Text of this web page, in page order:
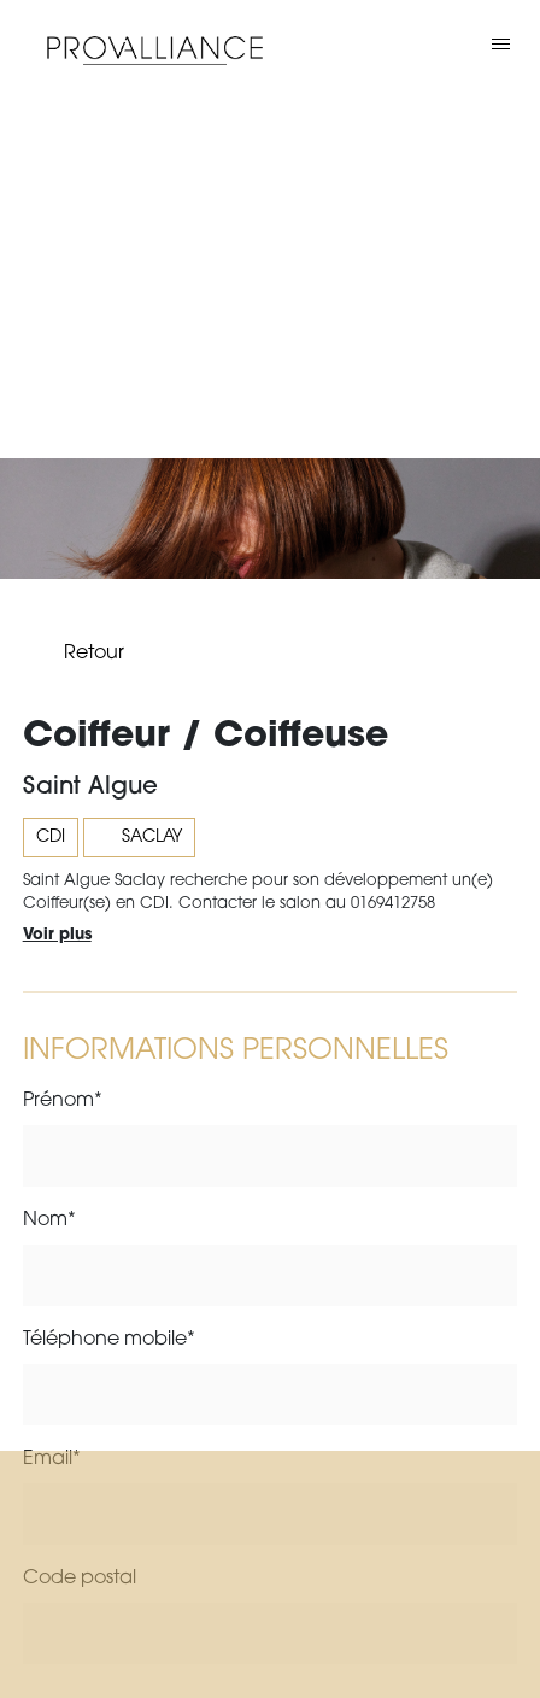
Retour
Coiffeur / Coiffeuse
Saint Algue
CDI SACLAY
Saint Algue Saclay recherche pour son développement un(e)
Coiffeur(se) en CDI. Contacter le salon au 0169412758
Voir plus
INFORMATIONS PERSONNELLES
Prénom*
Nom*
Téléphone mobile*
Email*
Code postal